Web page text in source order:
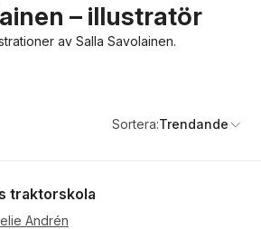
– illustratör
av Salla Savolainen.
Sortera:Trendande
traktorskola
Andrén